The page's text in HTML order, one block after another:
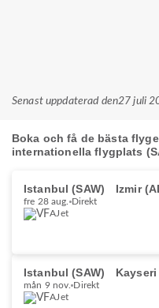
Senast uppdaterad den27 juli
Boka och få de bästa
internationella flygplats
Istanbul (SAW) Izmir
fre 28 aug. Direkt
AJet
Istanbul (SAW) Kayseri
mån 9 nov. Direkt
AJet